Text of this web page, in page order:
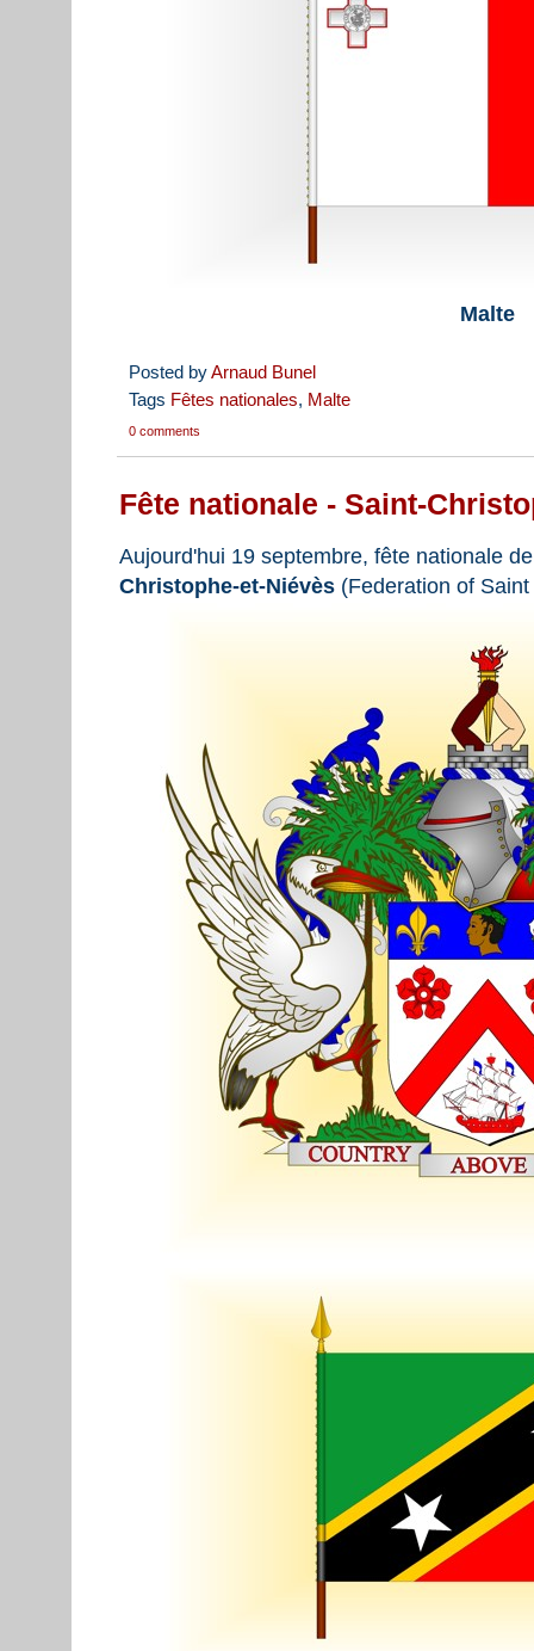
Malte
Posted byArnaud Bunel
Tags Fêtes nationales, Malte
0 comments
Fête nationale - Saint-
Aujourd'hui 19 septembre, fête nationale
Christophe-et-Niévès (Federation of